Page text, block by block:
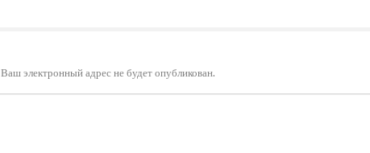
Ваш электронный адрес не будет опубликован.